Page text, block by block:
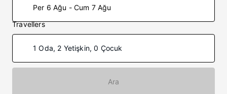
Per 6 Ağu - Cum 7 Ağu
Travellers
1 Oda, 2 Yetişkin, 0 Çocuk
Ara